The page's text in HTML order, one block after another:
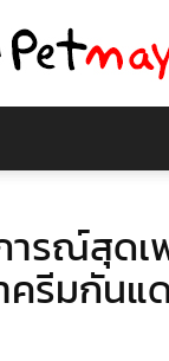
มายา
ารณ์สุด
รีมกันแ